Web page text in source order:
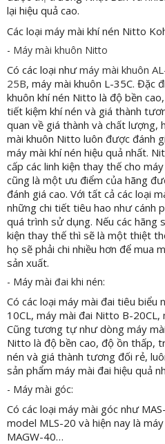
lại hiệu quả cao.
Các loại máy mài khí nén Nitto
- Máy mài khuôn Nitto
Có các loại nhưmáy mài khuôn
25B, máy mài khuôn L-35C. Đặc
khuôn khí nén Nitto là độ bền
tiết kiệm khí nén và giá thành
quan về giá thành và chất lượng,
mài khuôn Nitto luôn được đánh
máy mài khí nén hiệu quả nhất.
cấp các linh kiện thay thế cho
cũng là một ưu điểm của hãng
đánh giá cao. Với tất cả các loại
những chi tiết tiêu hao như cánh
quá trình sử dụng. Nếu các hãng
kiện thay thế thì sẽ là một thiệt
họ sẽ phải chi nhiều hơn để mua
sản xuất.
- Máy mài đai khi nén:
Có các loại máy mài đai tiêu biểu
10CL, máy mài đai Nitto B-
Cũng tương tự như dòng máy
Nitto là độ bền cao, độ ồn thấp,
nén và giá thành tương đối rẻ,
sản phẩm máy mài đai hiệu quả
- Máy mài góc:
Có các loại máy mài góc như
model MLS-20 và hiện nay là
MAGW-40…